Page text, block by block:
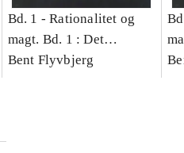
Bd. 1 -Rationalitet og
magt. Bd. 1 : Det
konkretes videnskab
Bent Flyvbjerg